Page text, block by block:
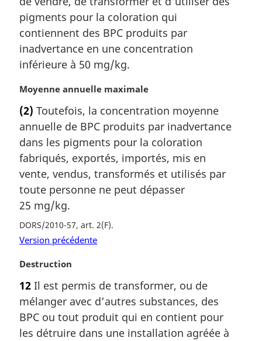
a
r
g
i
n
l
:
pigments pour la coloration qui
contiennent des BPC produits par
inadvertance en une concentration
inférieure à 50 mg/kg.
N
t
e
m
a
g
i
n
l
e
Moyenne annuelle maximale
(2) Toutefois, la concentration moyenne
annuelle de BPC produits par inadvertance
dans les pigments pour la coloration
fabriqués, exportés, importés, mis en
vente, vendus, transformés et utilisés par
toute personne ne peut dépasser
25 mg/kg.
DORS/2010-57, art. 2(F)
Version précédente
N
t
e
m
a
Destruction
12 Il est permis de transformer, ou de
mélanger avec d’autres substances, des
BPC ou tout produit qui en contient pour
les détruire dans une installation agréée à